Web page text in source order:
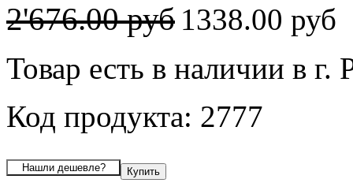
2'676.00 руб 1338.00 руб
Товар есть в наличии в г.
Код продукта: 2777